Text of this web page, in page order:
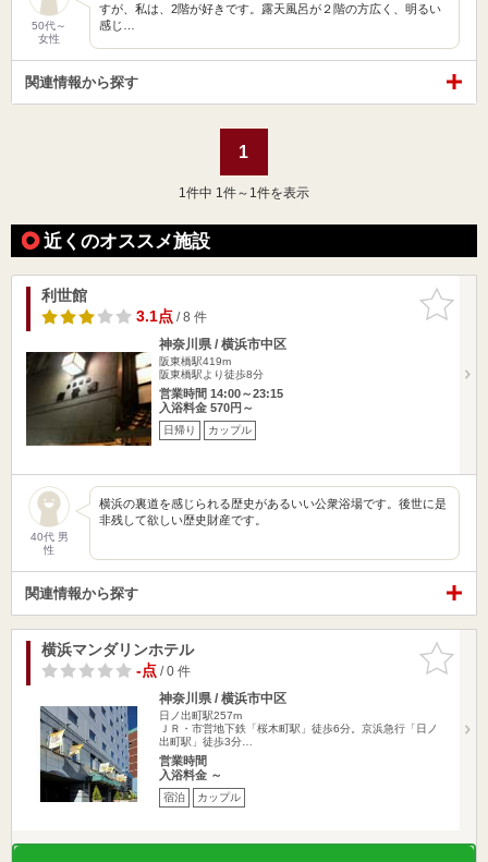
50代～
女性
すが、私は、2階が好きです。露天風呂が２階の方広く、明るい
感じ…
関連情報から探す
1
1 件中 1件～1件を表示
近くのオススメ施設
お気に入
りに追加
利世館
3.1点/ 8 件
神奈川県 / 横浜市中区
阪東橋駅419m
阪東橋駅より徒歩8分
営業時間 14:00～23:15
入浴料金 570円～
日帰り カップル
40代 男
性
横浜の裏道を感じられる歴史があるいい公衆浴場です。後世に是
非残して欲しい歴史財産です。
関連情報から探す
お気に入
りに追加
横浜マンダリンホテル
-点/ 0 件
神奈川県 / 横浜市中区
日ノ出町駅257m
ＪＲ・市営地下鉄「桜木町駅」徒歩6分。京浜急行「日ノ
出町駅」徒歩3分…
営業時間
入浴料金 ～
宿泊 カップル